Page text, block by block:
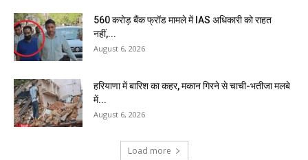
₹560 करोड़ बैंक फ्रॉड मामले में IAS अधिकारी को राहत
नहीं,...
August 6, 2026
हरियाणा में बारिश का कहर, मकान गिरने से चाची-भतीजा मलबे
में...
August 6, 2026
Load more